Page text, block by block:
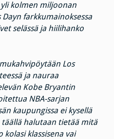
kolmen miljoonan
farkkumainoksessa
selässä ja hiilihanko
Los
ja nauraa
Kobe Bryantin
NBA-sarjan
kaupungissa ei kysellä
halutaan tietää mitä
klassisena vai